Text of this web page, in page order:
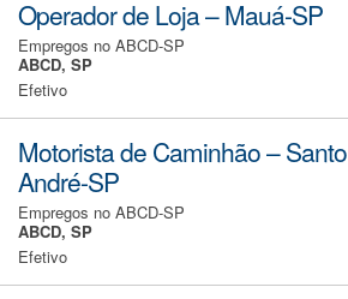
Operador de Loja – Mauá-SP
Empregos no ABCD-SP
ABCD, SP
Efetivo
Motorista de Caminhão – Santo
André-SP
Empregos no ABCD-SP
ABCD, SP
Efetivo